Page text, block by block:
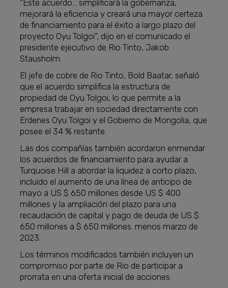
"Este acuerdo... simplificará la gobernanza,
mejorará la eficiencia y creará una mayor certeza
de financiamiento para el éxito a largo plazo del
proyecto Oyu Tolgoi", dijo en el comunicado el
presidente ejecutivo de Rio Tinto, Jakob
Stausholm.
El jefe de cobre de Rio Tinto, Bold Baatar, señaló
que el acuerdo simplifica la estructura de
propiedad de Oyu Tolgoi, lo que permite a la
empresa trabajar en sociedad directamente con
Erdenes Oyu Tolgoi y el Gobierno de Mongolia, que
posee el 34 % restante.
Las dos compañías también acordaron enmendar
los acuerdos de financiamiento para ayudar a
Turquoise Hill a abordar la liquidez a corto plazo,
incluido el aumento de una línea de anticipo de
mayo a US $ 650 millones desde US $ 400
millones y la ampliación del plazo para una
recaudación de capital y pago de deuda de US $
650 millones a $ 650 millones. menos marzo de
2023.
Los términos modificados también incluyen un
compromiso por parte de Rio de participar a
prorrata en una oferta inicial de acciones.